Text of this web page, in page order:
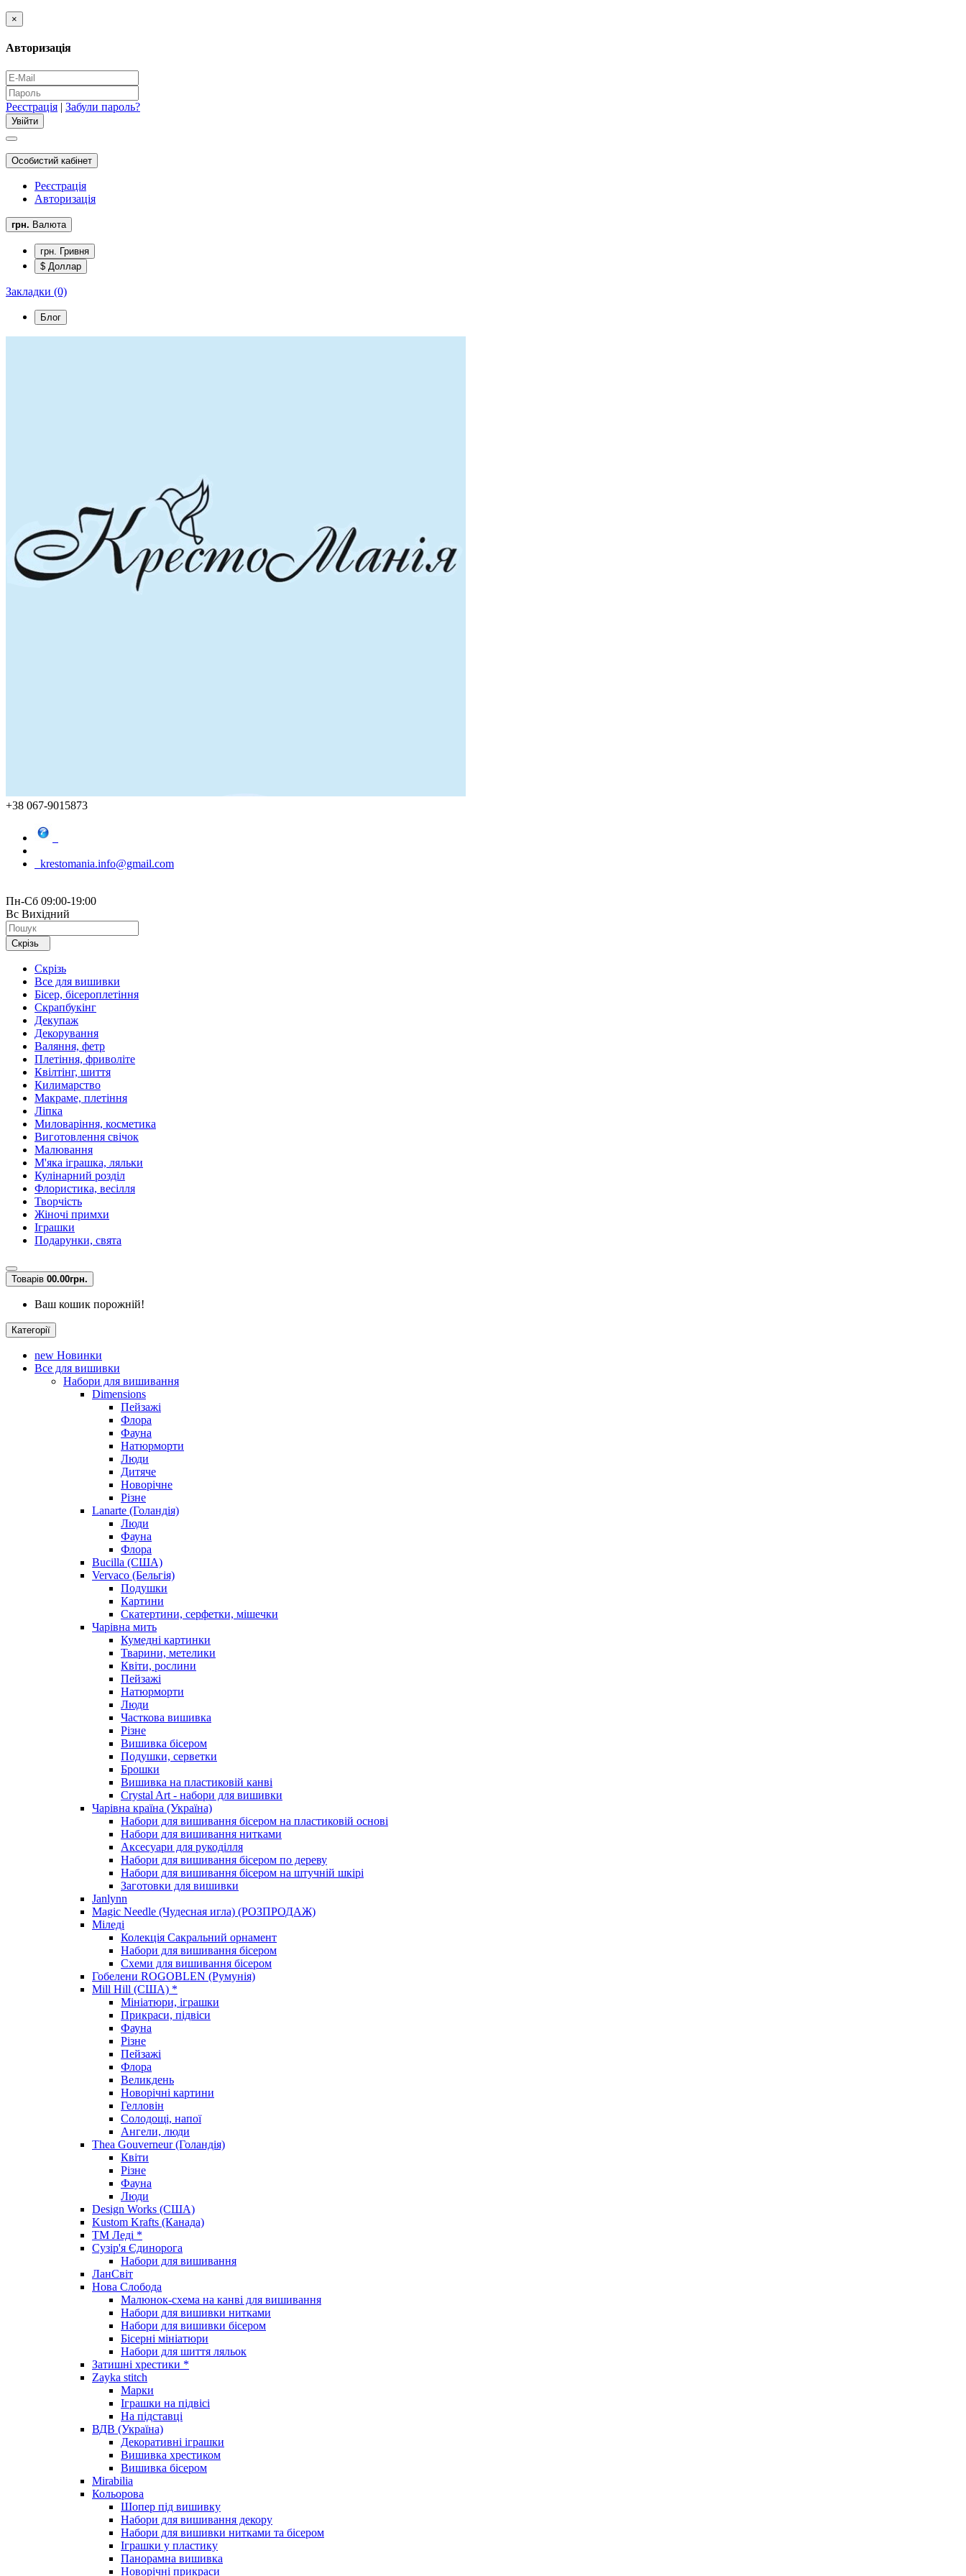
×
Авторизація
Реєстрація | Забули пароль?
Особистий кабінет
Реєстрація
Авторизація
грн. Валюта
грн. Гривня
$ Доллар
Закладки (0)
Блог
+38 067-9015873
krestomania.info@gmail.com
Пн-Сб 09:00-19:00
Вс Вихідний
Скрізь
Скрізь
Все для вишивки
Бісер, бісероплетіння
Скрапбукінг
Декупаж
Декорування
Валяння, фетр
Плетіння, фриволіте
Квілтінг, шиття
Килимарство
Макраме, плетіння
Ліпка
Миловаріння, косметика
Виготовлення свічок
Малювання
М'яка іграшка, ляльки
Кулінарний розділ
Флористика, весілля
Творчість
Жіночі примхи
Іграшки
Подарунки, свята
Товарів 00.00грн.
Ваш кошик порожній!
Категорії
new Новинки
Все для вишивки
Набори для вишивання
Dimensions
Пейзажі
Флора
Фауна
Натюрморти
Люди
Дитяче
Новорічне
Різне
Lanarte (Голандія)
Люди
Фауна
Флора
Bucilla (США)
Vervaco (Бельгія)
Подушки
Картини
Скатертини, серфетки, мішечки
Чарiвна мить
Кумедні картинки
Тварини, метелики
Квіти, рослини
Пейзажі
Натюрморти
Люди
Часткова вишивка
Різне
Вишивка бісером
Подушки, серветки
Брошки
Вишивка на пластиковій канві
Crystal Art - набори для вишивки
Чарівна країна (Україна)
Набори для вишивання бісером на пластиковій основі
Набори для вишивання нитками
Аксесуари для рукоділля
Набори для вишивання бісером по дереву
Набори для вишивання бісером на штучній шкірі
Заготовки для вишивки
Janlynn
Magic Needle (Чудесная игла) (РОЗПРОДАЖ)
Міледі
Колекція Сакральний орнамент
Набори для вишивання бісером
Схеми для вишивання бісером
Гобелени ROGOBLEN (Румунія)
Mill Hill (США) *
Мініатюри, іграшки
Прикраси, підвіси
Фауна
Різне
Пейзажі
Флора
Великдень
Новорічні картини
Гелловін
Солодощі, напої
Ангели, люди
Thea Gouverneur (Голандія)
Квіти
Різне
Фауна
Люди
Design Works (США)
Kustom Krafts (Канада)
ТМ Леді *
Сузір'я Єдинорога
Набори для вишивання
ЛанСвіт
Нова Слобода
Малюнок-схема на канві для вишивання
Набори для вишивки нитками
Набори для вишивки бісером
Бісерні мініатюри
Набори для шиття ляльок
Затишні хрестики *
Zayka stitch
Марки
Іграшки на підвісі
На підставці
ВДВ (Україна)
Декоративні іграшки
Вишивка хрестиком
Вишивка бісером
Mirabilia
Кольорова
Шопер під вишивку
Набори для вишивання декору
Набори для вишивки нитками та бісером
Іграшки у пластику
Панорамна вишивка
Новорічні прикраси